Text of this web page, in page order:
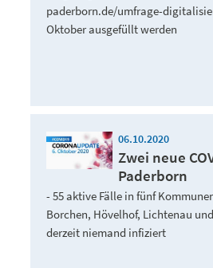
paderborn.de/umfrage-
Oktober ausgefüllt werden
06.10.2020
Zwei neue
Paderborn
- 55 aktive Fälle in fünf
Borchen, Hövelhof, Lichtenau
derzeit niemand infiziert